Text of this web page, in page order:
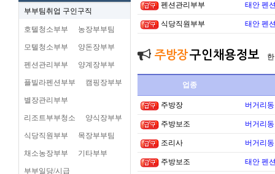
부부팀취업 구인구직
호텔청소부부 농장부부팀
모텔청소부부 양돈장부부
펜션관리부부 양계장부부
플빌라펜션부부 캠핑장부부
별장관리부부
리조트부부청소 양식장부부
식당직원부부 목장부부팀
채소농장부부 기타부부
부부일당/시급
펜션관리부부 태안 펜
식당직원부부 태안 펜
주방장구인채용정보
업종
주방장 버거리
주방보조 버거리
조리사 버거리
주방보조 태안 펜